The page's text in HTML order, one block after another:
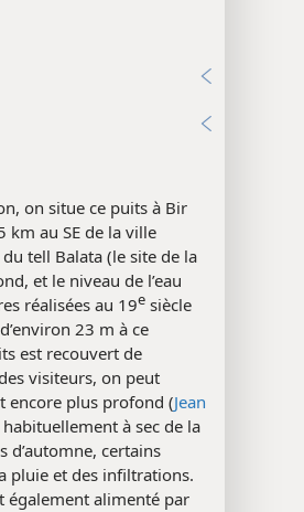
on situe ce puits à Bir
km au SE de la ville
tell Balata (le site de la
et le niveau de l’eau
réalisées au 19e siècle
23 m à ce
est recouvert de
visiteurs, on peut
encore plus profond (Jean
à sec de la
d’automne, certains
pluie et des infiltrations.
également alimenté par